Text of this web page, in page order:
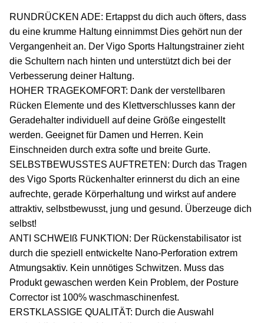
RUNDRÜCKEN ADE: Ertappst du dich auch öfters, dass
du eine krumme Haltung einnimmst Dies gehört nun der
Vergangenheit an. Der Vigo Sports Haltungstrainer zieht
die Schultern nach hinten und unterstützt dich bei der
Verbesserung deiner Haltung.
HOHER TRAGEKOMFORT: Dank der verstellbaren
Rücken Elemente und des Klettverschlusses kann der
Geradehalter individuell auf deine Größe eingestellt
werden. Geeignet für Damen und Herren. Kein
Einschneiden durch extra softe und breite Gurte.
SELBSTBEWUSSTES AUFTRETEN: Durch das Tragen
des Vigo Sports Rückenhalter erinnerst du dich an eine
aufrechte, gerade Körperhaltung und wirkst auf andere
attraktiv, selbstbewusst, jung und gesund. Überzeuge dich
selbst!
ANTI SCHWEIß FUNKTION: Der Rückenstabilisator ist
durch die speziell entwickelte Nano-Perforation extrem
Atmungsaktiv. Kein unnötiges Schwitzen. Muss das
Produkt gewaschen werden Kein Problem, der Posture
Corrector ist 100% waschmaschinenfest.
ERSTKLASSIGE QUALITÄT: Durch die Auswahl